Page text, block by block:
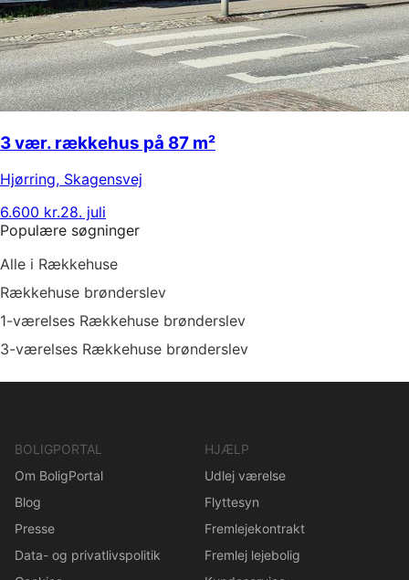
3 vær. rækkehus på 87 m²
Hjørring, Skagensvej
6.600 kr.28. juli
Populære søgninger
Alle i Rækkehuse
Rækkehuse brønderslev
1-værelses Rækkehuse brønderslev
3-værelses Rækkehuse brønderslev
BOLIGPORTAL
Om BoligPortal
Blog
Presse
Data- og privatlivspolitik
HJÆLP
Udlej værelse
Flyttesyn
Fremlejekontrakt
Fremlej lejebolig